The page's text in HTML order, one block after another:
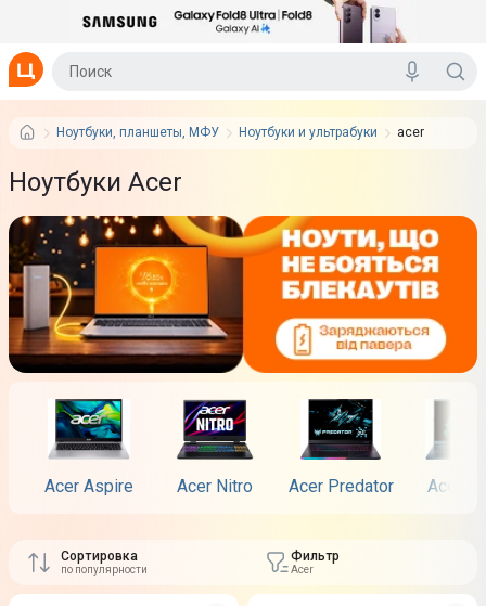
Ноутбуки, планшеты, МФУ Ноутбуки и ультрабуки acer
Ноутбуки Acer
Acer Aspire Acer Nitro Acer Predator Acer
Сортировка
по популярности
Фильтр
Acer